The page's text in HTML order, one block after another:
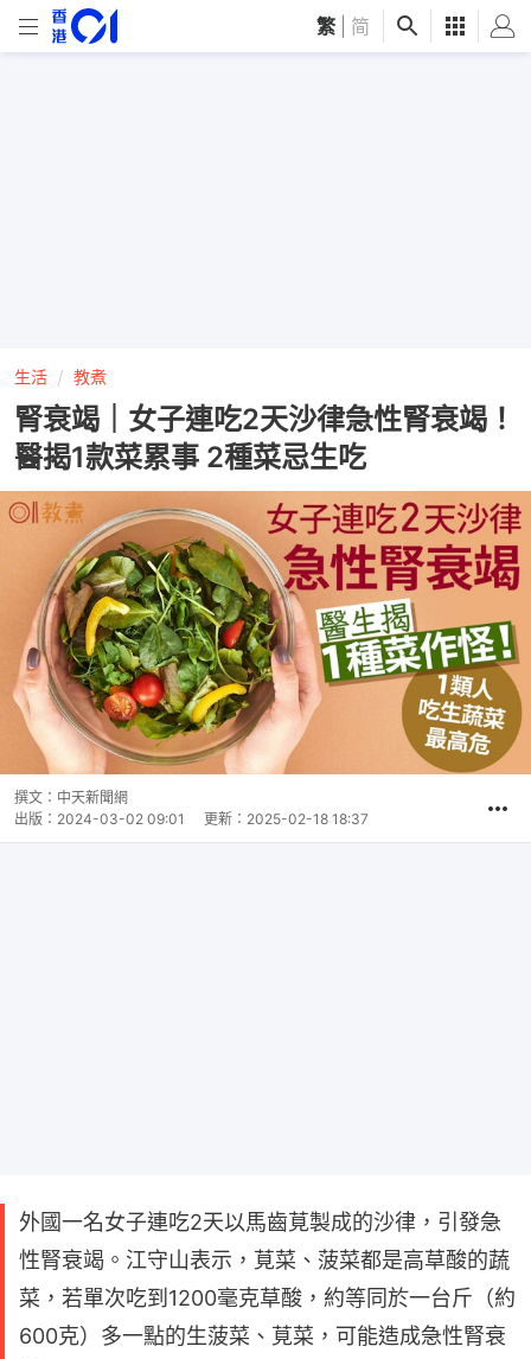
繁 简
生活 教煮
腎衰竭｜女子連吃2天沙律急性腎衰竭！
醫揭1款菜累事 2種菜忌生吃
撰文： 中天新聞網
出版： 2024-03-02 09:01 更新： 2025-02-18 18:37
外國一名女子連吃2天以馬齒莧製成的沙律，引發急
性腎衰竭。江守山表示，莧菜、菠菜都是高草酸的蔬
菜，若單次吃到1200毫克草酸，約等同於一台斤（約
600克）多一點的生菠菜、莧菜，可能造成急性腎衰